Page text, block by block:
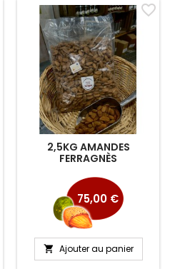
2,5KG AMANDES
FERRAGNÈS
Prix
75,00 €
 Ajouter au panier
favorite_border